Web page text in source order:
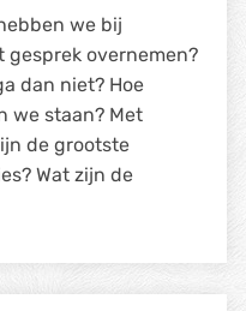
we bij
gesprek overnemen?
dan niet? Hoe
we staan? Met
de grootste
Wat zijn de